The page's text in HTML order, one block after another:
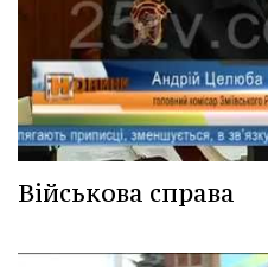
Військова справа